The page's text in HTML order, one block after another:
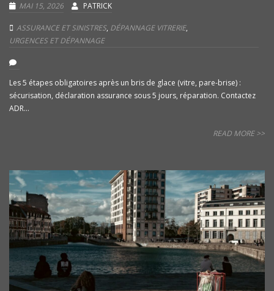
MAI 15, 2026 PATRICK
ASSURANCE ET SINISTRES, DÉPANNAGE VITRERIE,
URGENCES ET DÉPANNAGE
Les 5 étapes obligatoires après un bris de glace (vitre, pare-brise) :
sécurisation, déclaration assurance sous 5 jours, réparation. Contactez
ADR...
READ MORE >>